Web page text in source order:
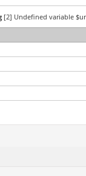
[2] Undefined variable